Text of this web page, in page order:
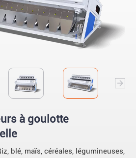
à goulotte
blé, maïs, céréales, légumineuses,